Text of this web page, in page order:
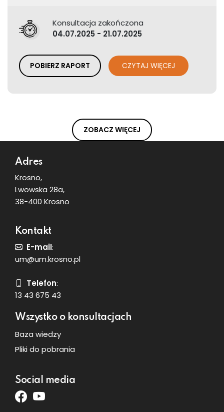
Konsultacja zakończona
04.07.2025 - 21.07.2025
POBIERZ RAPORT CZYTAJ WIĘCEJ
ZOBACZ WIĘCEJ
Adres
Krosno,
Lwowska 28a,
38-400 Krosno
Kontakt
E-mail:
um@um.krosno.pl
Telefon:
13 43 675 43
Wszystko o konsultacjach
Baza wiedzy
Pliki do pobrania
Social media
FacebookYoutube